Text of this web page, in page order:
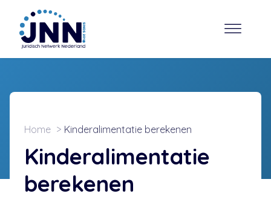
Home Kinderalimentatie berekenen
Kinderalimentatie
berekenen